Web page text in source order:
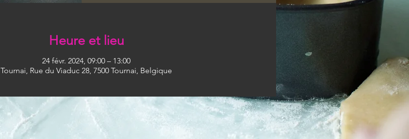
Heure et lieu
24 févr. 2024, 09:00 – 13:00
Tournai, Rue du Viaduc 28, 7500 Tournai, Belgique